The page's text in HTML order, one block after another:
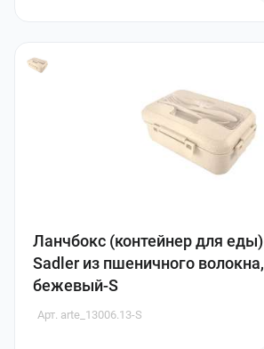
Ланчбокс (контейнер для еды)
Sadler из пшеничного волокна,
бежевый-S
Арт. arte_13006.13-S